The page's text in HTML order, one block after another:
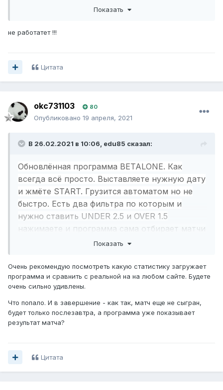
разные программы. А можно просто открыть
готовый прогноз на тотал и победу. Всем
5in1_eng_fx2020.xlsm4 \u041c\u0411 · 37 загрузок
Показать
не работатет !!!
Цитата
okc731103 80
Опубликовано 19 апреля, 2021
В 26.02.2021 в 10:06, edu85 сказал:
Обновлённая программа BETALONE. Как
всегда всё просто. Выставляете нужную дату
и жмёте START. Грузится автоматом но не
быстро. Есть два фильтра по которым и
нужно ставить UNDER 2.5 и OVER 1.5
нажимаете и программа сама отбирает матчи
с наиболее вероятным исходом. Наблюдал
betalone 2020.xlsm
Показать
Очень рекомендую посмотреть какую статистику загружает
программа и сравнить с реальной на на любом сайте. Будете
очень сильно удивлены.
Что попало. И в завершение - как так, матч еще не сыгран,
будет только послезавтра, а программа уже показывает
результат матча?
Цитата